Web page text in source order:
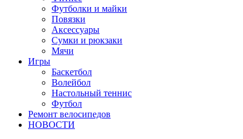
Футболки и майки
Повязки
Аксессуары
Сумки и рюкзаки
Мячи
Игры
Баскетбол
Волейбол
Настольный теннис
Футбол
Ремонт велосипедов
НОВОСТИ